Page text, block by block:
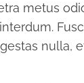
metus
nulla,